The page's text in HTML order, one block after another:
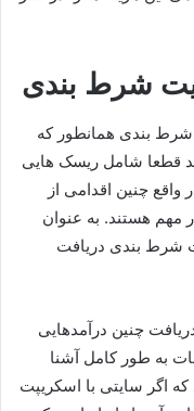
شرط بندی
شرط بندی همانطور که
قطعا شامل ریسک هایی
واقع چنین اقدامی از
مهم هستند. به عنوان
شرط بندی دریافت
چنین درآمدهایی
به طور کامل آشنا
که اگر سایتی با اسکریپت